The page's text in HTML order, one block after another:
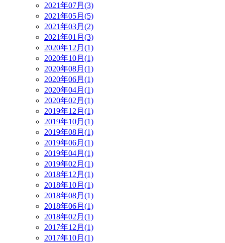
2021年07月(3)
2021年05月(5)
2021年03月(2)
2021年01月(3)
2020年12月(1)
2020年10月(1)
2020年08月(1)
2020年06月(1)
2020年04月(1)
2020年02月(1)
2019年12月(1)
2019年10月(1)
2019年08月(1)
2019年06月(1)
2019年04月(1)
2019年02月(1)
2018年12月(1)
2018年10月(1)
2018年08月(1)
2018年06月(1)
2018年02月(1)
2017年12月(1)
2017年10月(1)